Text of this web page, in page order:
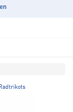
Radtrikots